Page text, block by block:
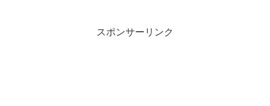
スポンサーリンク